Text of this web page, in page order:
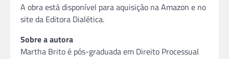
A obra está disponível para aquisição na Amazon e no
site da Editora Dialética.
Sobre a autora
Martha Brito é pós-graduada em Direito Processual